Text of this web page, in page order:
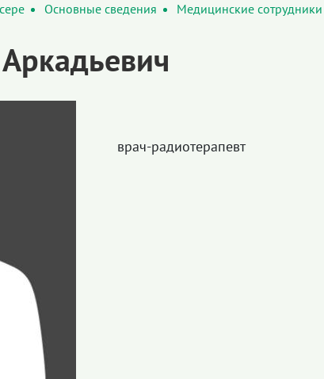
Основные сведения Медицинские сотрудники
врач-радиотерапевт